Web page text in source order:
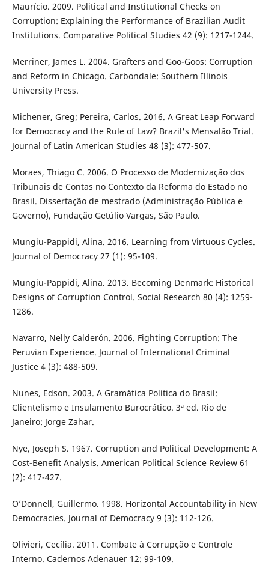
Maurício. 2009. Political and Institutional Checks on
Corruption: Explaining the Performance of Brazilian Audit
Institutions. Comparative Political Studies 42 (9): 1217-1244.
Merriner, James L. 2004. Grafters and Goo-Goos: Corruption
and Reform in Chicago. Carbondale: Southern Illinois
University Press.
Michener, Greg; Pereira, Carlos. 2016. A Great Leap Forward
for Democracy and the Rule of Law? Brazil's Mensalão Trial.
Journal of Latin American Studies 48 (3): 477-507.
Moraes, Thiago C. 2006. O Processo de Modernização dos
Tribunais de Contas no Contexto da Reforma do Estado no
Brasil. Dissertação de mestrado (Administração Pública e
Governo), Fundação Getúlio Vargas, São Paulo.
Mungiu-Pappidi, Alina. 2016. Learning from Virtuous Cycles.
Journal of Democracy 27 (1): 95-109.
Mungiu-Pappidi, Alina. 2013. Becoming Denmark: Historical
Designs of Corruption Control. Social Research 80 (4): 1259-
1286.
Navarro, Nelly Calderón. 2006. Fighting Corruption: The
Peruvian Experience. Journal of International Criminal
Justice 4 (3): 488-509.
Nunes, Edson. 2003. A Gramática Política do Brasil:
Clientelismo e Insulamento Burocrático. 3ª ed. Rio de
Janeiro: Jorge Zahar.
Nye, Joseph S. 1967. Corruption and Political Development: A
Cost-Benefit Analysis. American Political Science Review 61
(2): 417-427.
O’Donnell, Guillermo. 1998. Horizontal Accountability in New
Democracies. Journal of Democracy 9 (3): 112-126.
Olivieri, Cecília. 2011. Combate à Corrupção e Controle
Interno. Cadernos Adenauer 12: 99-109.